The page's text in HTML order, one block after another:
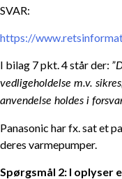
SVAR:
https://
I bilag 7 pkt. 4 står der: ”
vedligeholdelse m.v.
anvendelse holdes i
Panasonic har fx. sat et
deres varmepumper.
Spørgsmål 2: I oplyser